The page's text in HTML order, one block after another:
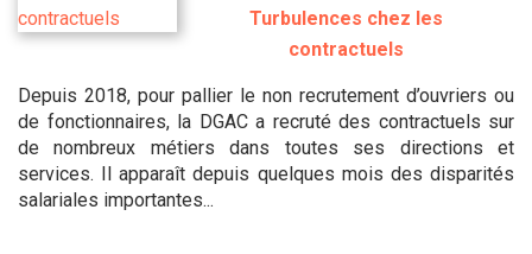
Turbulences chez les
contractuels
Depuis 2018, pour pallier le non recrutement d’ouvriers ou
de fonctionnaires, la DGAC a recruté des contractuels sur
de nombreux métiers dans toutes ses directions et
services. Il apparaît depuis quelques mois des disparités
salariales importantes...